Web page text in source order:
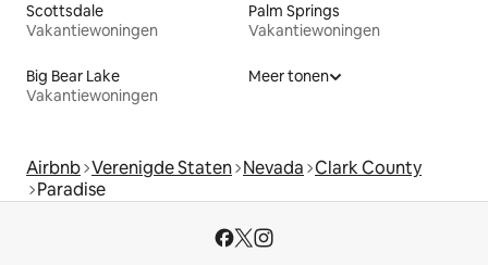
Scottsdale
Vakantiewoningen
Palm Springs
Vakantiewoningen
Big Bear Lake
Vakantiewoningen
Meer tonen
Airbnb Verenigde Staten Nevada Clark County
Paradise